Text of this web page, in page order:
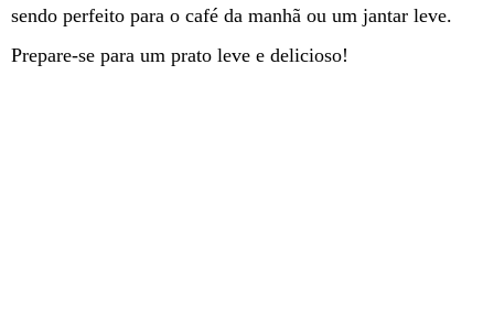
sendo perfeito para o café da manhã ou um jantar leve.
Prepare-se para um prato leve e delicioso!